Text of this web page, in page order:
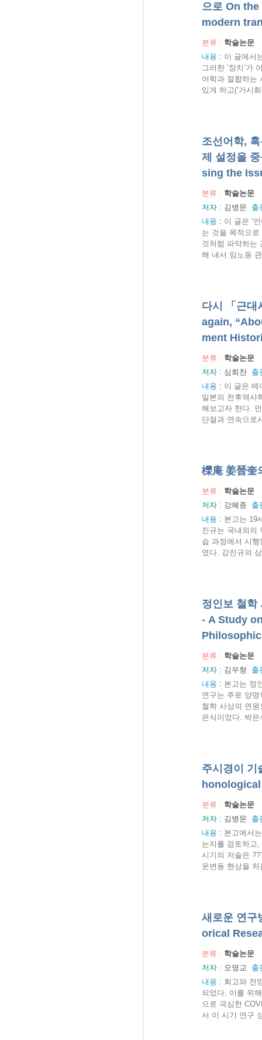
으로 On
modern
분류 : 학술논문
내용 : 이 글에서
그러한 ‘장치’가
어학과 절합하는
있게 하고(‘가시
조선어학,
제 설정을
sing the
분류 : 학술논문
저자 : 김병문
출
내용 : 이 글은 ‘
는 것을 목적으
것처럼 파악하는
해 내서 임노동
다시 「근대
again,
ment
분류 : 학술논문
저자 : 심희찬 출
내용 : 이 글은 메
일본의 전후역사
해보고자 한다.
단절과 연속으로
櫟庵 姜晉
분류 : 학술논문
저자 : 강혜종
출
내용 : 본고는 19
진규는 국내외의
습 과정에서 시
였다. 강진규의
정인보 철학
- A Study
분류 : 학술논문
저자 : 김우형
출
내용 : 본고는 정
연구는 주로 양
철학 사상의 연
은식이었다. 박
주시경이 기
분류 : 학술논문
저자 : 김병문
출
내용 : 본고에서
는지를 검토하고
시기의 저술은
운변동 현상을
새로운 연
orical
분류 : 학술논문
저자 : 오영교
출
내용 : 회고와 전
되었다. 이를 위
으로 극심한
서 이 시기 연구